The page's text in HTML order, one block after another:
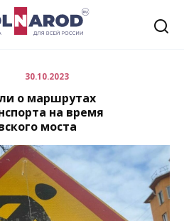
30.10.2023
о маршрутах
на время
моста